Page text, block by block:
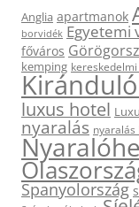
Anglia apartmanok
borvidék Egyetemi
főváros
kemping
luxus hotel
nyaralás
Spanyolország